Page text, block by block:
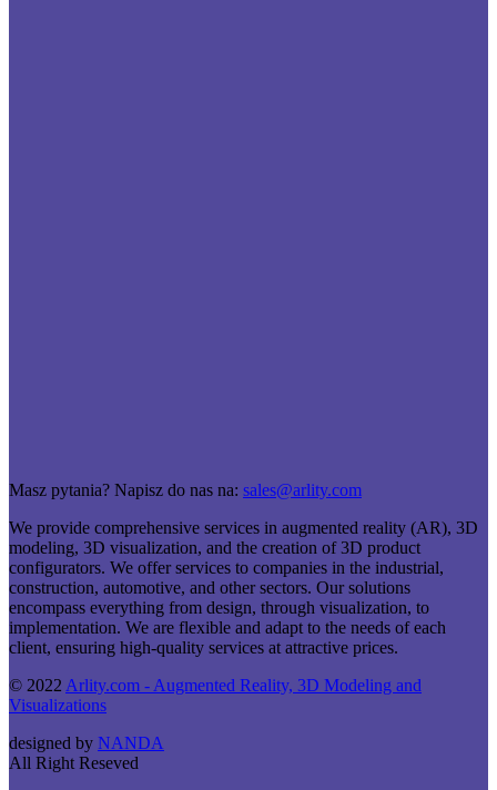
Masz pytania? Napisz do nas na: sales@arlity.com
We provide comprehensive services in augmented reality (AR), 3D
modeling, 3D visualization, and the creation of 3D product
configurators. We offer services to companies in the industrial,
construction, automotive, and other sectors. Our solutions
encompass everything from design, through visualization, to
implementation. We are flexible and adapt to the needs of each
client, ensuring high-quality services at attractive prices.
© 2022 Arlity.com - Augmented Reality, 3D Modeling and
Visualizations
designed by NANDA
All Right Reseved